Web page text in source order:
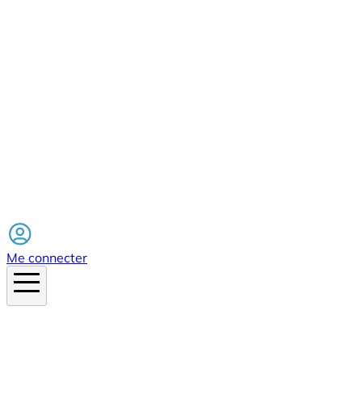
Me connecter